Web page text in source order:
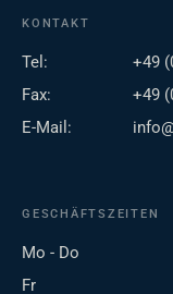
KONTAKT
Tel:
+49
Fax:
+49
E-Mail:
GESCHÄFTSZEITEN
Mo - Do
Fr